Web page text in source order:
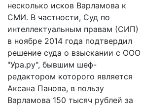
несколько исков Варламова к
СМИ. В частности, Суд по
интеллектуальным правам (СИП)
в ноябре 2014 года подтвердил
решение суда о взыскании с ООО
"Ура.ру", бывшим шеф-
редактором которого является
Аксана Панова, в пользу
Варламова 150 тысяч рублей за